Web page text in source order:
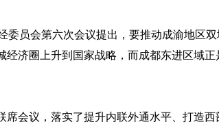
委员会第六次会议提出，要推动成渝地区
经济圈上升到国家战略，而成都东进区域
席会议，落实了提升内联外通水平、打造